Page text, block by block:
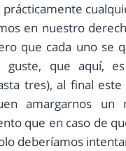
prácticamente
en nuestro
que cada uno se
guste, que aquí,
tres), al final
amargarnos un
que en caso de
deberíamos